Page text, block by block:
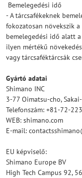
 Bemelegedési idő
- A tárcsafékeknek
fokozatosan növekszik
bemelegedési idő alatt
ilyen mértékű
vagy tárcsaféktárcsák
Gyártó adatai
Shimano INC
3-77 Oimatsu-cho,
Telefonszám: +81-72-
WEB: shimano.com
E-mail:
EU képviselő:
Shimano Europe BV
High Tech Campus 92,